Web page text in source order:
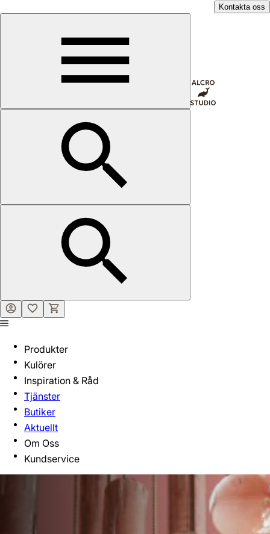
Kontakta oss
Produkter
Kulörer
Inspiration & Råd
Tjänster
Butiker
Aktuellt
Om Oss
Kundservice